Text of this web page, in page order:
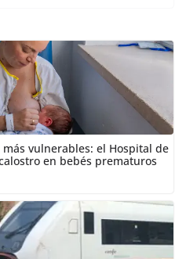
vulnerables: el Hospital de
en bebés prematuros